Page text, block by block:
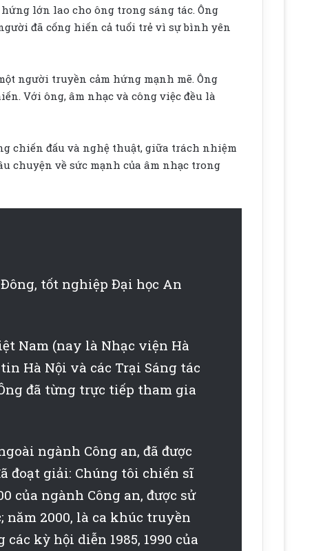
lớn lao cho ông trong sáng tác. Ông
đã cống hiến cả tuổi trẻ vì sự bình yên
người truyền cảm hứng mạnh mẽ. Ông
Với ông, âm nhạc và công việc đều là
chiến đấu và nghệ thuật, giữa trách nhiệm
chuyện về sức mạnh của âm nhạc trong
Đông, tốt nghiệp Đại học An
Nam (nay là Nhạc viện Hà
Hà Nội và các Trại Sáng tác
đã từng trực tiếp tham gia
ngành Công an, đã được
đoạt giải: Chúng tôi chiến sĩ
của ngành Công an, được sử
2000, là ca khúc truyền
kỳ hội diễn 1985, 1990 của